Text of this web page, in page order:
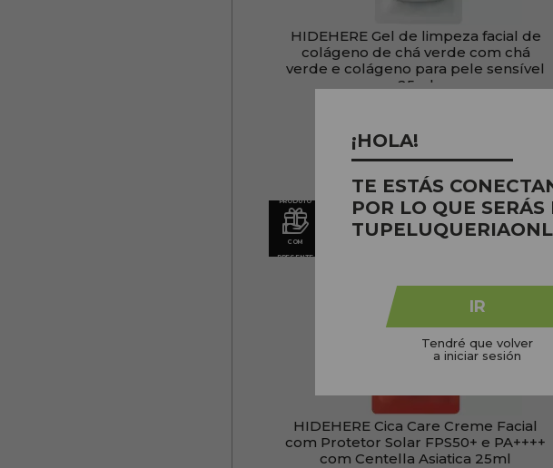
HIDEHERE Gel de limpeza facial de
colágeno de chá verde com chá
verde e colágeno para pele sensível
25ml
PVR:9,99€
PRODUTO
COM
PRESENTE
HIDEHERE Cica Care Creme Facial
com Protetor Solar FPS50+ e PA++++
com Centella Asiatica 25ml
¡HOLA!
TE ESTÁS
POR LO QUE
IR
Tendré que volver
a iniciar sesión